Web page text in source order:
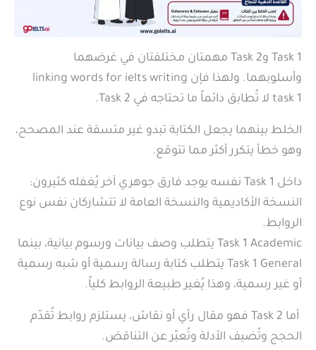
Task 1 وTask 2 مهمتان مختلفتان في غرضهما
وأسلوبهما. ولهذا فإن linking words for ielts writing
task 1 لا تُطابق دائماً ما تحتاجه في Task 2.
الخلط بينهما يجعل الكتابة تبدو غير متسقة عند المصحح،
وهو خطأ يتكرر أكثر مما تتوقع.
داخل Task 1 نفسه يوجد فارق جوهري آخر يُغفله كثيرون:
النسخة الأكاديمية والنسخة العامة لا تتشاركان نفس نوع
الروابط.
Task 1 Academic يتطلب وصف بيانات ورسوم بيانية، بينما
Task 1 General يتطلب كتابة رسالة رسمية أو شبه رسمية
أو غير رسمية، وهذا يُغير طبيعة الروابط كلياً.
أما Task 2 فهو مقال رأي أو نقاش، يستلزم روابط تُقدّم
الحجج وتُضيف الأدلة وتُعبّر عن التناقض.